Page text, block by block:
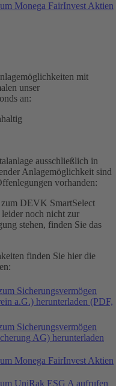
Monega FairInvest Aktien
mit
unser
an:
ausschließlich in
Anlagemöglichkeit sind
vorhanden:
DEVK SmartSelect
noch nicht zur
stehen, finden Sie das
finden Sie hier die
Sicherungsvermögen
a.G.) herunterladen (PDF,
Sicherungsvermögen
AG) herunterladen
Monega FairInvest Aktien
UniRak ESG A aufrufen